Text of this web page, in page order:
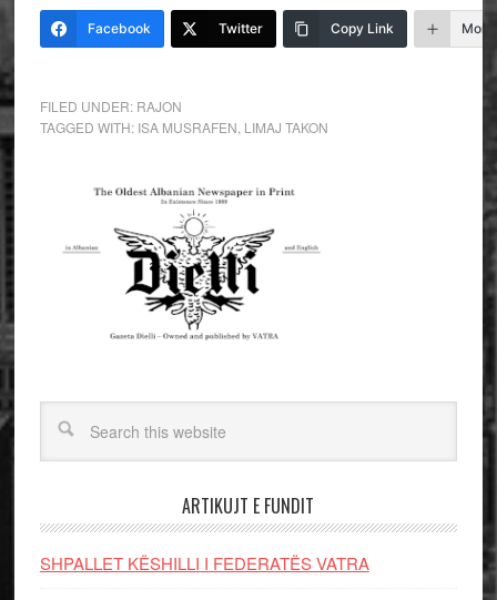
Facebook Twitter Copy Link More
FILED UNDER: RAJON
TAGGED WITH: ISA MUSRAFEN LIMAJ TAKON
ARTIKUJT E FUNDIT
SHPALLET KËSHILLI I FEDERATËS VATRA